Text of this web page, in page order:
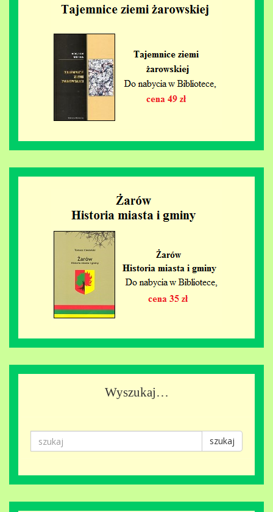
Wyszukaj…
szukaj